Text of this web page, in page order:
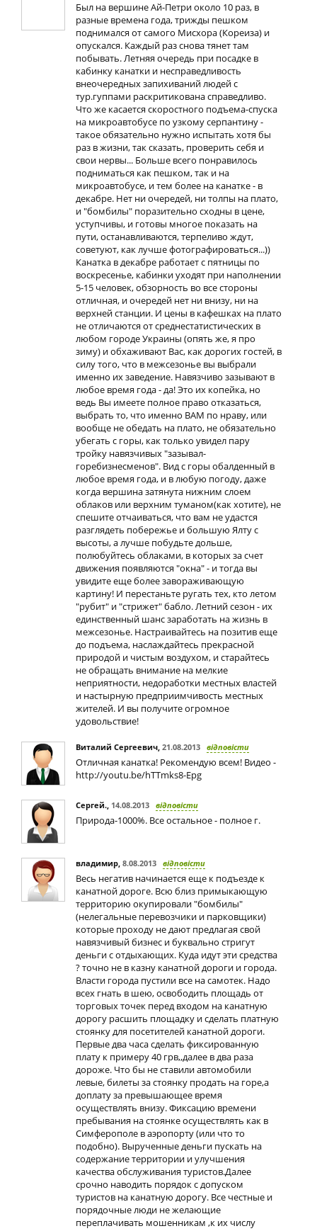
Был на вершине Ай-Петри около 10 раз, в
разные времена года, трижды пешком
поднимался от самого Мисхора (Кореиза) и
опускался. Каждый раз снова тянет там
побывать. Летняя очередь при посадке в
кабинку канатки и несправедливость
внеочередных запихиваний людей с
тур.гуппами раскритикована справедливо.
Что же касается скоростного подъема-спуска
на микроавтобусе по узкому серпантину -
такое обязательно нужно испытать хотя бы
раз в жизни, так сказать, проверить себя и
свои нервы... Больше всего понравилось
подниматься как пешком, так и на
микроавтобусе, и тем более на канатке - в
декабре. Нет ни очередей, ни толпы на плато,
и "бомбилы" поразительно сходны в цене,
уступчивы, и готовы многое показать на
пути, останавливаются, терпеливо ждут,
советуют, как лучше фотографироваться...))
Канатка в декабре работает с пятницы по
воскресенье, кабинки уходят при наполнении
5-15 человек, обзорность во все стороны
отличная, и очередей нет ни внизу, ни на
верхней станции. И цены в кафешках на плато
не отличаются от среднестатистических в
любом городе Украины (опять же, я про
зиму) и обхаживают Вас, как дорогих гостей, в
силу того, что в межсезонье вы выбрали
именно их заведение. Навязчиво зазывают в
любое время года - да! Это их копейка, но
ведь Вы имеете полное право отказаться,
выбрать то, что именно ВАМ по нраву, или
вообще не обедать на плато, не обязательно
убегать с горы, как только увидел пару
тройку навязчивых "зазывал-
горебизнесменов". Вид с горы обалденный в
любое время года, и в любую погоду, даже
когда вершина затянута нижним слоем
облаков или верхним туманом(как хотите), не
спешите отчаиваться, что вам не удастся
разглядеть побережье и большую Ялту с
высоты, а лучше побудьте дольше,
полюбуйтесь облаками, в которых за счет
движения появляются "окна" - и тогда вы
увидите еще более завораживающую
картину! И перестаньте ругать тех, кто летом
"рубит" и "стрижет" бабло. Летний сезон - их
единственный шанс заработать на жизнь в
межсезонье. Настраивайтесь на позитив еще
до подъема, наслаждайтесь прекрасной
природой и чистым воздухом, и старайтесь
не обращать внимание на мелкие
неприятности, недоработки местных властей
и настырную предприимчивость местных
жителей. И вы получите огромное
удовольствие!
Виталий Сергеевич, 21.08.2013 відповісти
Отличная канатка! Рекомендую всем! Видео -
http://youtu.be/hTTmks8-Epg
Сергей., 14.08.2013 відповісти
Природа-1000%. Все остальное - полное г.
владимир, 8.08.2013 відповісти
Весь негатив начинается еще к подъезде к
канатной дороге. Всю близ примыкающую
территорию окупировали "бомбилы"
(нелегальные перевозчики и парковщики)
которые проходу не дают предлагая свой
навязчивый бизнес и буквально стригут
деньги с отдыхающих. Куда идут эти средства
? точно не в казну канатной дороги и города.
Власти города пустили все на самотек. Надо
всех гнать в шею, освободить площадь от
торговых точек перед входом на канатную
дорогу расшить площадку и сделать платную
стоянку для посетителей канатной дороги.
Первые два часа сделать фиксированную
плату к примеру 40 грв,,далее в два раза
дороже. Что бы не ставили автомобили
левые, билеты за стоянку продать на горе,а
доплату за превышающее время
осуществлять внизу. Фиксацию времени
пребывания на стоянке осуществлять как в
Симферополе в аэропорту (или что то
подобно). Вырученные деньги пускать на
содержание территории и улучшения
качества обслуживания туристов.Далее
срочно наводить порядок с допуском
туристов на канатную дорогу. Все честные и
порядочные люди не желающие
переплачивать мошенникам ,к их числу